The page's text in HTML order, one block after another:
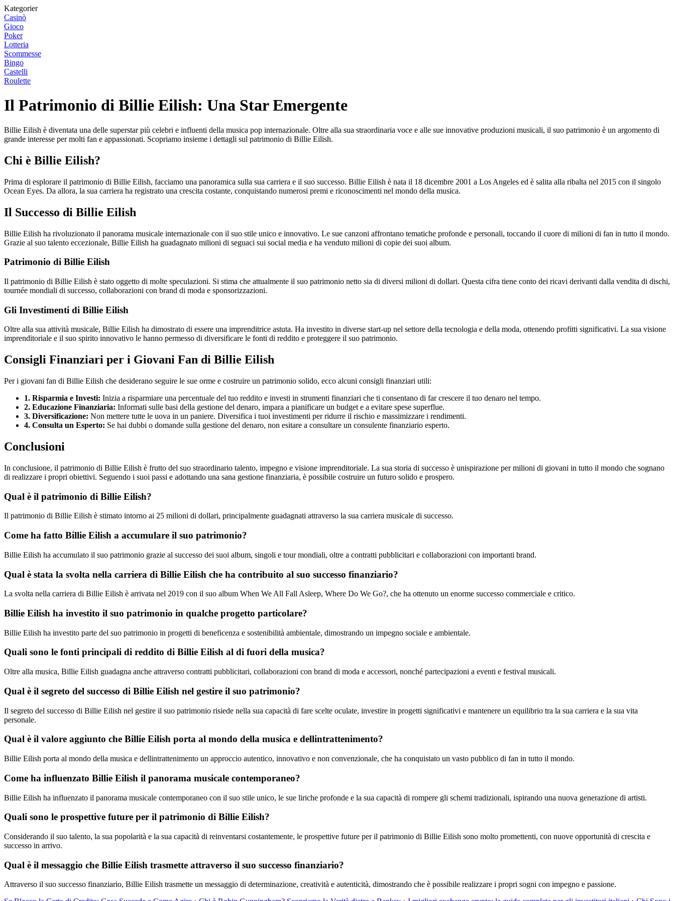
Kategorier
Casinò
Gioco
Poker
Lotteria
Scommesse
Bingo
Castelli
Roulette
Il Patrimonio di Billie Eilish: Una Star Emergente
Billie Eilish è diventata una delle superstar più celebri e influenti della musica pop internazionale. Oltre alla sua straordinaria voce e alle sue innovative produzioni musicali, il suo patrimonio è un argomento di
grande interesse per molti fan e appassionati. Scopriamo insieme i dettagli sul patrimonio di Billie Eilish.
Chi è Billie Eilish?
Prima di esplorare il patrimonio di Billie Eilish, facciamo una panoramica sulla sua carriera e il suo successo. Billie Eilish è nata il 18 dicembre 2001 a Los Angeles ed è salita alla ribalta nel 2015 con il singolo
Ocean Eyes. Da allora, la sua carriera ha registrato una crescita costante, conquistando numerosi premi e riconoscimenti nel mondo della musica.
Il Successo di Billie Eilish
Billie Eilish ha rivoluzionato il panorama musicale internazionale con il suo stile unico e innovativo. Le sue canzoni affrontano tematiche profonde e personali, toccando il cuore di milioni di fan in tutto il mondo.
Grazie al suo talento eccezionale, Billie Eilish ha guadagnato milioni di seguaci sui social media e ha venduto milioni di copie dei suoi album.
Patrimonio di Billie Eilish
Il patrimonio di Billie Eilish è stato oggetto di molte speculazioni. Si stima che attualmente il suo patrimonio netto sia di diversi milioni di dollari. Questa cifra tiene conto dei ricavi derivanti dalla vendita di dischi,
tournée mondiali di successo, collaborazioni con brand di moda e sponsorizzazioni.
Gli Investimenti di Billie Eilish
Oltre alla sua attività musicale, Billie Eilish ha dimostrato di essere una imprenditrice astuta. Ha investito in diverse start-up nel settore della tecnologia e della moda, ottenendo profitti significativi. La sua visione
imprenditoriale e il suo spirito innovativo le hanno permesso di diversificare le fonti di reddito e proteggere il suo patrimonio.
Consigli Finanziari per i Giovani Fan di Billie Eilish
Per i giovani fan di Billie Eilish che desiderano seguire le sue orme e costruire un patrimonio solido, ecco alcuni consigli finanziari utili:
1. Risparmia e Investi: Inizia a risparmiare una percentuale del tuo reddito e investi in strumenti finanziari che ti consentano di far crescere il tuo denaro nel tempo.
2. Educazione Finanziaria: Informati sulle basi della gestione del denaro, impara a pianificare un budget e a evitare spese superflue.
3. Diversificazione: Non mettere tutte le uova in un paniere. Diversifica i tuoi investimenti per ridurre il rischio e massimizzare i rendimenti.
4. Consulta un Esperto: Se hai dubbi o domande sulla gestione del denaro, non esitare a consultare un consulente finanziario esperto.
Conclusioni
In conclusione, il patrimonio di Billie Eilish è frutto del suo straordinario talento, impegno e visione imprenditoriale. La sua storia di successo è unispirazione per milioni di giovani in tutto il mondo che sognano
di realizzare i propri obiettivi. Seguendo i suoi passi e adottando una sana gestione finanziaria, è possibile costruire un futuro solido e prospero.
Qual è il patrimonio di Billie Eilish?
Il patrimonio di Billie Eilish è stimato intorno ai 25 milioni di dollari, principalmente guadagnati attraverso la sua carriera musicale di successo.
Come ha fatto Billie Eilish a accumulare il suo patrimonio?
Billie Eilish ha accumulato il suo patrimonio grazie al successo dei suoi album, singoli e tour mondiali, oltre a contratti pubblicitari e collaborazioni con importanti brand.
Qual è stata la svolta nella carriera di Billie Eilish che ha contribuito al suo successo finanziario?
La svolta nella carriera di Billie Eilish è arrivata nel 2019 con il suo album When We All Fall Asleep, Where Do We Go?, che ha ottenuto un enorme successo commerciale e critico.
Billie Eilish ha investito il suo patrimonio in qualche progetto particolare?
Billie Eilish ha investito parte del suo patrimonio in progetti di beneficenza e sostenibilità ambientale, dimostrando un impegno sociale e ambientale.
Quali sono le fonti principali di reddito di Billie Eilish al di fuori della musica?
Oltre alla musica, Billie Eilish guadagna anche attraverso contratti pubblicitari, collaborazioni con brand di moda e accessori, nonché partecipazioni a eventi e festival musicali.
Qual è il segreto del successo di Billie Eilish nel gestire il suo patrimonio?
Il segreto del successo di Billie Eilish nel gestire il suo patrimonio risiede nella sua capacità di fare scelte oculate, investire in progetti significativi e mantenere un equilibrio tra la sua carriera e la sua vita
personale.
Qual è il valore aggiunto che Billie Eilish porta al mondo della musica e dellintrattenimento?
Billie Eilish porta al mondo della musica e dellintrattenimento un approccio autentico, innovativo e non convenzionale, che ha conquistato un vasto pubblico di fan in tutto il mondo.
Come ha influenzato Billie Eilish il panorama musicale contemporaneo?
Billie Eilish ha influenzato il panorama musicale contemporaneo con il suo stile unico, le sue liriche profonde e la sua capacità di rompere gli schemi tradizionali, ispirando una nuova generazione di artisti.
Quali sono le prospettive future per il patrimonio di Billie Eilish?
Considerando il suo talento, la sua popolarità e la sua capacità di reinventarsi costantemente, le prospettive future per il patrimonio di Billie Eilish sono molto promettenti, con nuove opportunità di crescita e
successo in arrivo.
Qual è il messaggio che Billie Eilish trasmette attraverso il suo successo finanziario?
Attraverso il suo successo finanziario, Billie Eilish trasmette un messaggio di determinazione, creatività e autenticità, dimostrando che è possibile realizzare i propri sogni con impegno e passione.